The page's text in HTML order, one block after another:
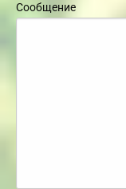
Сообщение